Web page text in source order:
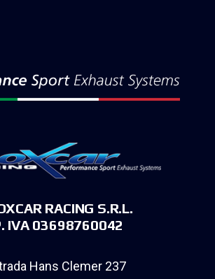
RACING S.R.L.
IVA 03698760042
Hans Clemer 237